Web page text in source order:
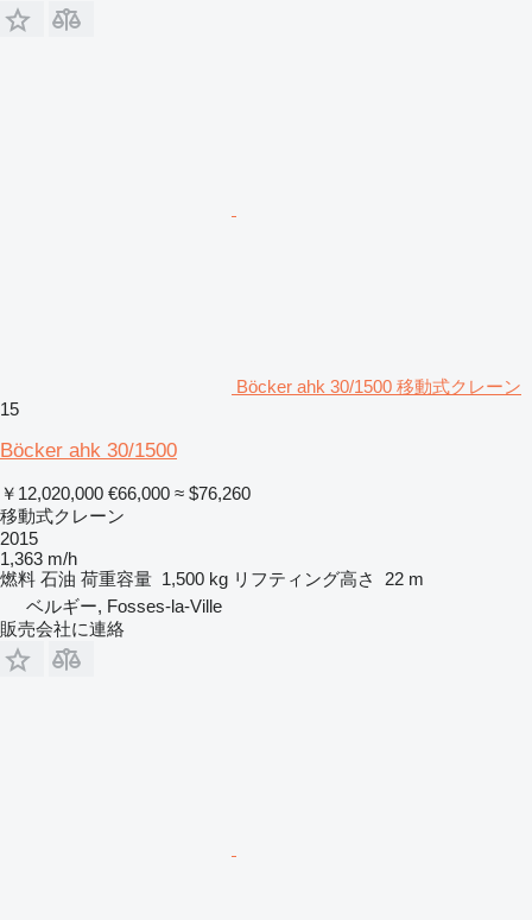
Böcker ahk 30/1500 移動式クレーン
15
Böcker ahk 30/1500
￥12,020,000 €66,000 ≈ $76,260
移動式クレーン
2015
1,363 m/h
燃料 石油 荷重容量 1,500 kg リフティング高さ
22 m
ベルギー, Fosses-la-Ville
販売会社に連絡